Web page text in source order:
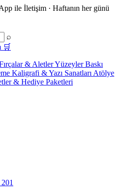
ile İletişim · Haftanın her günü
⌕
🛒
& AletlerYüzeylerBaskı
Kaligrafi & Yazı Sanatları Atölye
& Hediye Paketleri
201